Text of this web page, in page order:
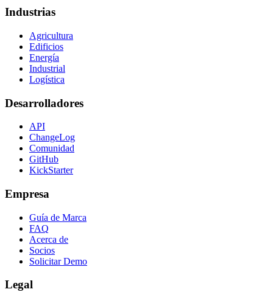
Industrias
Agricultura
Edificios
Energía
Industrial
Logística
Desarrolladores
API
ChangeLog
Comunidad
GitHub
KickStarter
Empresa
Guía de Marca
FAQ
Acerca de
Socios
Solicitar Demo
Legal